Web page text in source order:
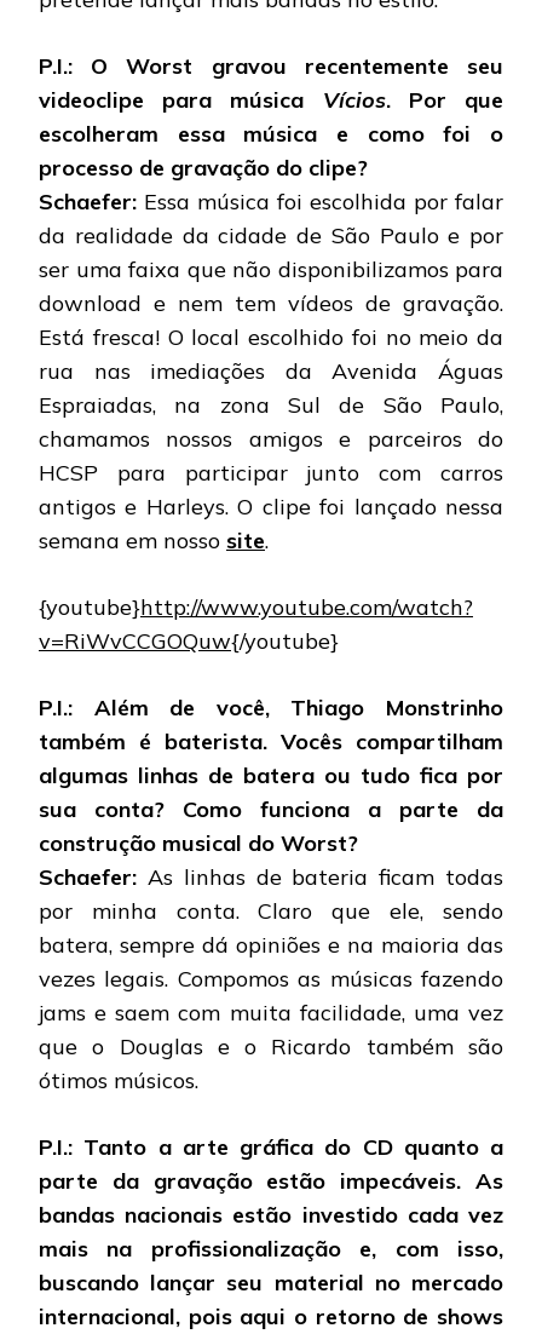
P.I.: O Worst gravou recentemente seu
videoclipe para música Vícios. Por que
escolheram essa música e como foi o
processo de gravação do clipe?
Schaefer: Essa música foi escolhida por falar
da realidade da cidade de São Paulo e por
ser uma faixa que não disponibilizamos para
download e nem tem vídeos de gravação.
Está fresca! O local escolhido foi no meio da
rua nas imediações da Avenida Águas
Espraiadas, na zona Sul de São Paulo,
chamamos nossos amigos e parceiros do
HCSP para participar junto com carros
antigos e Harleys. O clipe foi lançado nessa
semana em nosso site.
{youtube}http://www.youtube.com/watch?
v=RiWvCCGOQuw{/youtube}
P.I.: Além de você, Thiago Monstrinho
também é baterista. Vocês compartilham
algumas linhas de batera ou tudo fica por
sua conta? Como funciona a parte da
construção musical do Worst?
Schaefer: As linhas de bateria ficam todas
por minha conta. Claro que ele, sendo
batera, sempre dá opiniões e na maioria das
vezes legais. Compomos as músicas fazendo
jams e saem com muita facilidade, uma vez
que o Douglas e o Ricardo também são
ótimos músicos.
P.I.: Tanto a arte gráfica do CD quanto a
parte da gravação estão impecáveis. As
bandas nacionais estão investido cada vez
mais na profissionalização e, com isso,
buscando lançar seu material no mercado
internacional, pois aqui o retorno de shows